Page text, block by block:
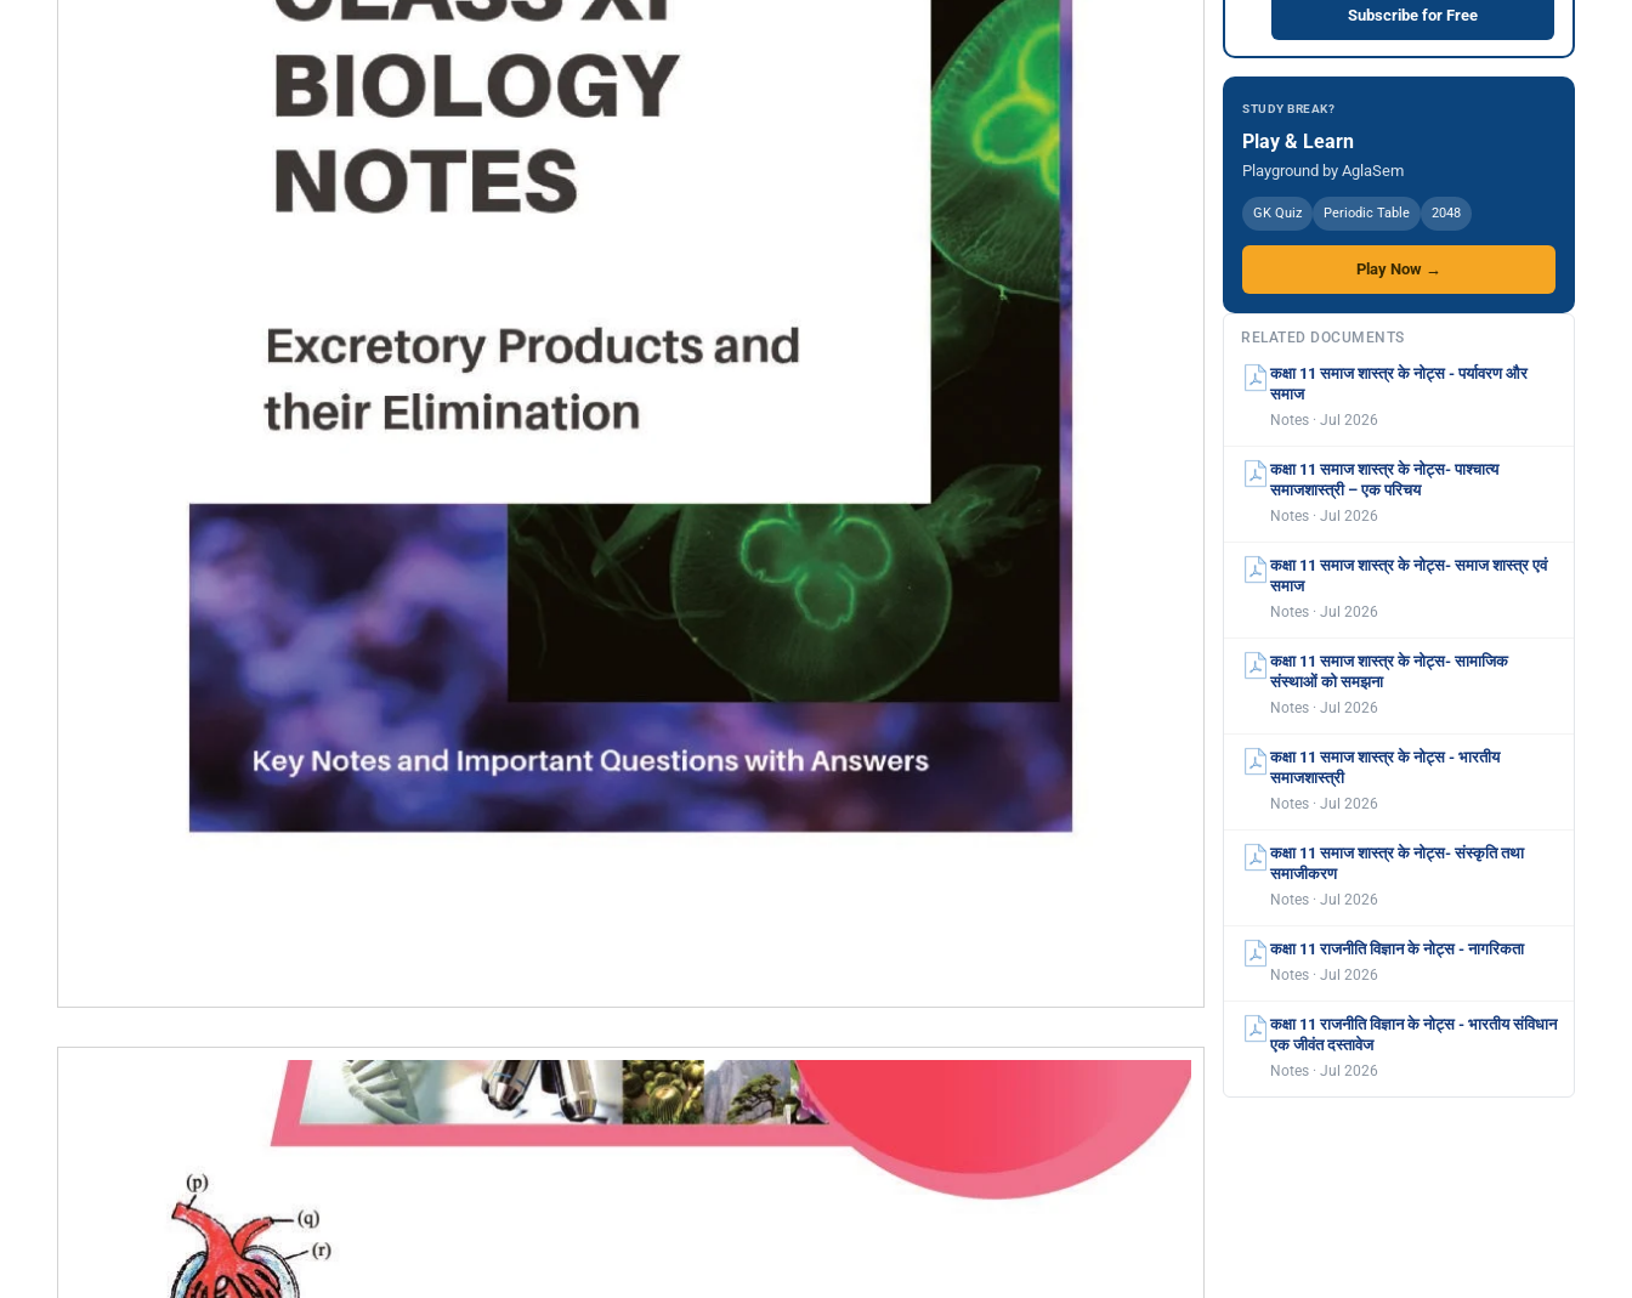
Subscribe for Free
STUDY BREAK?
Play & Learn
Playground by AglaSem
GK Quiz Periodic Table 2048
Play Now →
RELATED DOCUMENTS
कक्षा 11 समाज शास्त्र के नोट्स - पर्यावरण और
समाज
Notes · Jul 2026
कक्षा 11 समाज शास्त्र के नोट्स- पाश्चात्य
समाजशास्त्री – एक परिचय
Notes · Jul 2026
कक्षा 11 समाज शास्त्र के नोट्स- समाज शास्त्र एवं
समाज
Notes · Jul 2026
कक्षा 11 समाज शास्त्र के नोट्स- सामाजिक
संस्थाओं को समझना
Notes · Jul 2026
कक्षा 11 समाज शास्त्र के नोट्स - भारतीय
समाजशास्त्री
Notes · Jul 2026
कक्षा 11 समाज शास्त्र के नोट्स- संस्कृति तथा
समाजीकरण
Notes · Jul 2026
कक्षा 11 राजनीति विज्ञान के नोट्स - नागरिकता
Notes · Jul 2026
कक्षा 11 राजनीति विज्ञान के नोट्स - भारतीय संविधान
एक जीवंत दस्तावेज
Notes · Jul 2026